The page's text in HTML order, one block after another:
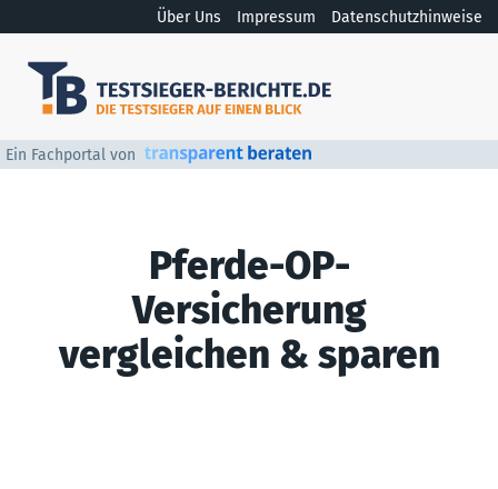
Über Uns Impressum Datenschutzhinweise
Ein Fachportal von
Pferde-OP-
Versicherung
vergleichen & sparen